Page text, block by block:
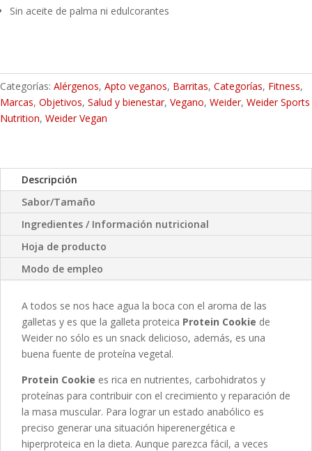
Sin aceite de palma ni edulcorantes
Categorías: Alérgenos, Apto veganos, Barritas, Categorías, Fitness,
Marcas, Objetivos, Salud y bienestar, Vegano, Weider, Weider Sports
Nutrition, Weider Vegan
Descripción
Sabor/Tamaño
Ingredientes / Información nutricional
Hoja de producto
Modo de empleo
A todos se nos hace agua la boca con el aroma de las
galletas y es que la galleta proteica Protein Cookie de
Weider no sólo es un snack delicioso, además, es una
buena fuente de proteína vegetal.
Protein Cookie es rica en nutrientes, carbohidratos y
proteínas para contribuir con el crecimiento y reparación de
la masa muscular. Para lograr un estado anabólico es
preciso generar una situación hiperenergética e
hiperproteica en la dieta. Aunque parezca fácil, a veces